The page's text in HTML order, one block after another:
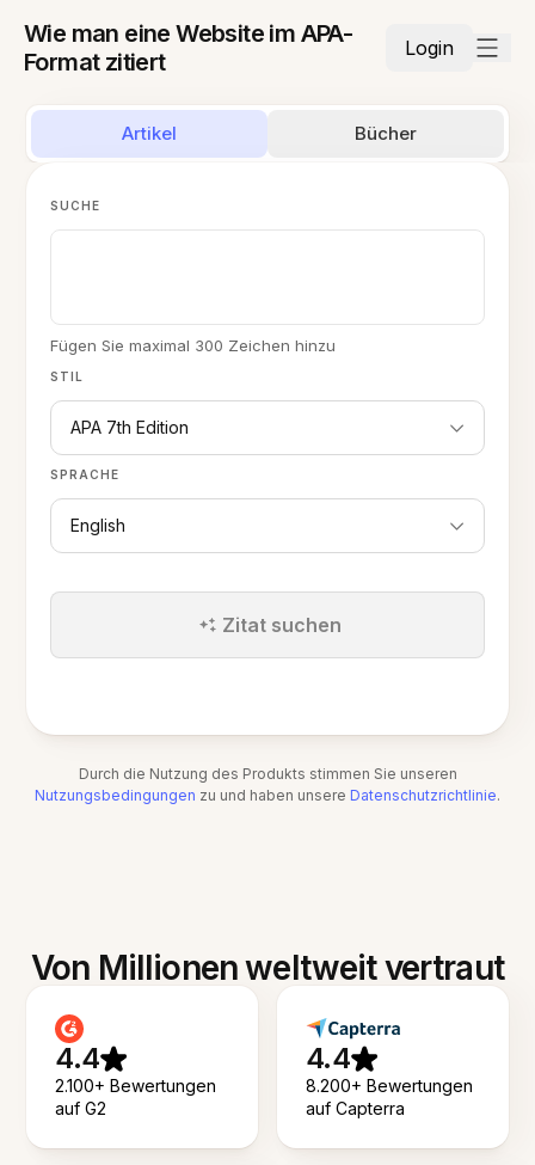
Wie man eine Website im APA-
Format zitiert
Login
Artikel Bücher
STIL
APA 7th Edition
SPRACHE
English
SUCHE
Fügen Sie maximal 300 Zeichen hinzu
Zitat suchen
Durch die Nutzung des Produkts stimmen Sie unseren
Nutzungsbedingungen zu und haben unsere Datenschutzrichtlinie.
Von Millionen weltweit vertraut
4.4
2.100+ Bewertungen
auf G2
4.4
8.200+ Bewertungen
auf Capterra